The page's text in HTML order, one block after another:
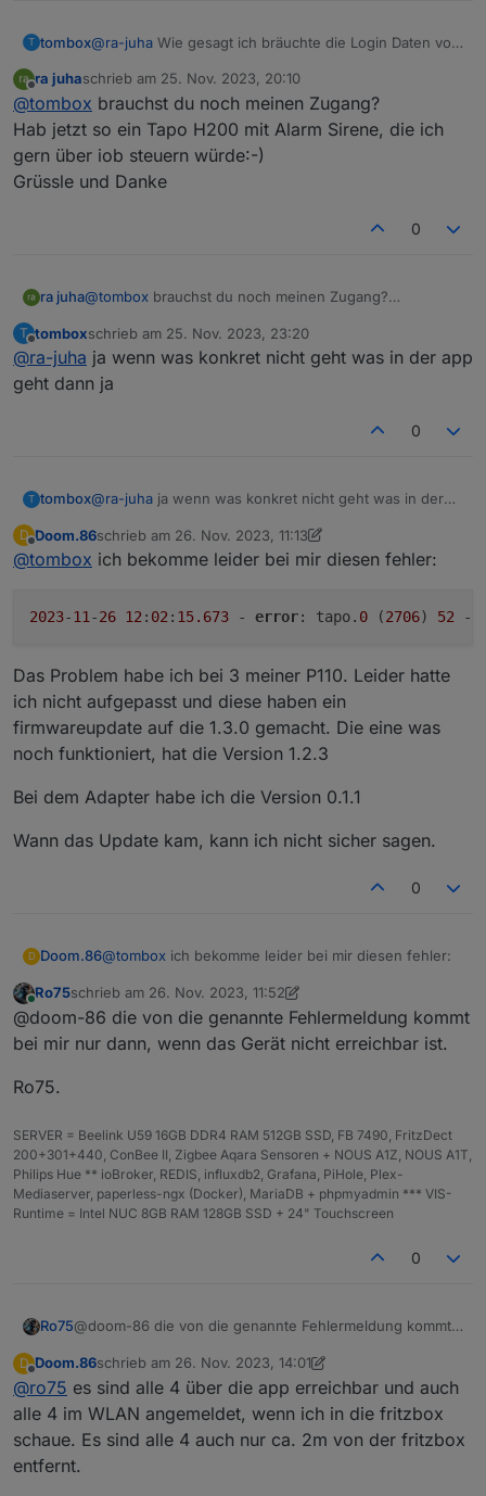
T tombox@ra-juha Wie gesagt ich bräuchte die Login Daten von
Offline
ra juhaschrieb am 25. Nov. 2023, 20:10
zuletzt editiert von
@tombox brauchst du noch meinen Zugang?
Hab jetzt so ein Tapo H200 mit Alarm Sirene, die ich
gern über iob steuern würde:-)
Grüssle und Danke
0
ra juha@tombox brauchst du noch meinen Zugang?
gern über iob steuern würde:-)
Grüssle und Danke
T
Offline
tomboxschrieb am 25. Nov. 2023, 23:20
zuletzt editiert von
@ra-juha ja wenn was konkret nicht geht was in der app
geht dann ja
0
T tombox@ra-juha ja wenn was konkret nicht geht was in der
D
Offline
Doom.86schrieb am 26. Nov. 2023, 11:13
zuletzt editiert von Doom.86
@tombox ich bekomme leider bei mir diesen fehler:
2023-11-26 12: 02: 15.673 - error: tapo. 0 (2706) 52 -
Das Problem habe ich bei 3 meiner P110. Leider hatte
ich nicht aufgepasst und diese haben ein
firmwareupdate auf die 1.3.0 gemacht. Die eine was
noch funktioniert, hat die Version 1.2.3
Bei dem Adapter habe ich die Version 0.1.1
Wann das Update kam, kann ich nicht sicher sagen.
0
D Doom.86@tombox ich bekomme leider bei mir diesen fehler:
Das Problem habe ich bei 3 meiner P110. Leider hatte
ich nicht aufgepasst und diese haben ein
Online
Ro75schrieb am 26. Nov. 2023, 11:52
zuletzt editiert von Ro75
@doom-86 die von die genannte Fehlermeldung kommt
bei mir nur dann, wenn das Gerät nicht erreichbar ist.
Ro75.
SERVER = Beelink U59 16GB DDR4 RAM 512GB SSD, FB 7490, FritzDect
200+301+440, ConBee II, Zigbee Aqara Sensoren + NOUS A1Z, NOUS A1T,
Philips Hue ** ioBroker, REDIS, influxdb2, Grafana, PiHole, Plex-
Mediaserver, paperless-ngx (Docker), MariaDB + phpmyadmin *** VIS-
Runtime = Intel NUC 8GB RAM 128GB SSD + 24" Touchscreen
0
Ro75@doom-86 die von die genannte Fehlermeldung kommt
Ro75.
D
Offline
Doom.86schrieb am 26. Nov. 2023, 14:01
zuletzt editiert von Doom.86
@ro75 es sind alle 4 über die app erreichbar und auch
alle 4 im WLAN angemeldet, wenn ich in die fritzbox
schaue. Es sind alle 4 auch nur ca. 2m von der fritzbox
entfernt.